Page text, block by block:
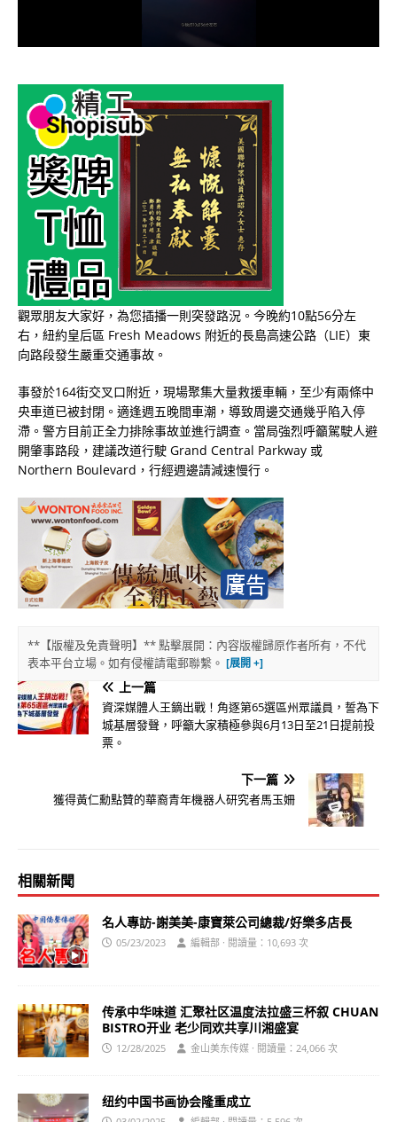
觀眾朋友大家好，為您插播一則突發路況。今晚約10點56分左
右，紐約皇后區 Fresh Meadows 附近的長島高速公路（LIE）東
向路段發生嚴重交通事故。
事發於164街交叉口附近，現場聚集大量救援車輛，至少有兩條中
央車道已被封閉。適逢週五晚間車潮，導致周邊交通幾乎陷入停
滯。警方目前正全力排除事故並進行調查。當局強烈呼籲駕駛人避
開肇事路段，建議改道行駛 Grand Central Parkway 或
Northern Boulevard，行經週邊請減速慢行。
**【版權及免責聲明】** 點擊展開：內容版權歸原作者所有，不代
表本平台立場。如有侵權請電郵聯繫。
上一篇
資深媒體人王鏑出戰！角逐第65選區州眾議員，誓為下
城基層發聲，呼籲大家積極參與6月13日至21日提前投
票。
下一篇
獲得黃仁勳點贊的華裔青年機器人研究者馬玉姍
相關新聞
名人專訪-謝美美-康寶萊公司總裁/好樂多店長
05/23/2023 編輯部 · 閱讀量：10,693 次
传承中华味道 汇聚社区温度法拉盛三杯叙 CHUAN
BISTRO开业 老少同欢共享川湘盛宴
12/28/2025 金山美东传媒 · 閱讀量：24,066 次
纽约中国书画协会隆重成立